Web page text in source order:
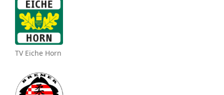
TV Eiche Horn